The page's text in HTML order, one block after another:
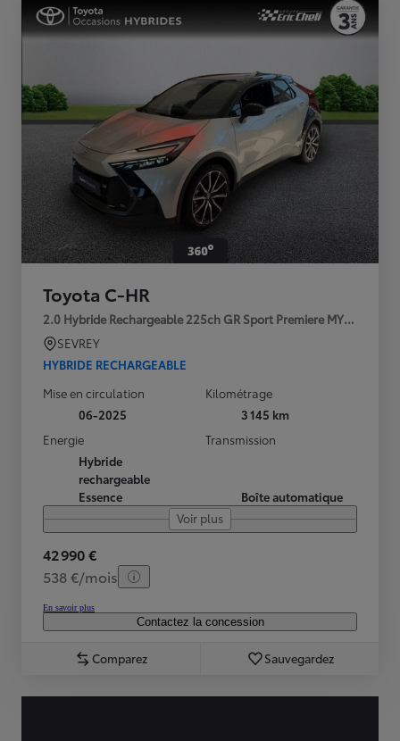
Toyota C-HR
2.0 Hybride Rechargeable 225ch GR Sport Premiere MY25
SEVREY
HYBRIDE RECHARGEABLE
Mise en circulation
06-2025
Kilométrage
3 145 km
Energie
Hybride
rechargeable
Essence
Transmission
Boîte automatique
Voir plus
42 990 €
538 €/mois
En savoir plus
Contactez la concession
Comparez Sauvegardez